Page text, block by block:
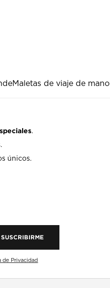
Maletas de viaje de mano
.
únicos.
SUSCRIBIRME
de Privacidad